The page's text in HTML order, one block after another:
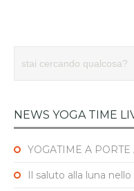
NEWS YOGA TIME
YOGATIME A
Il saluto alla luna